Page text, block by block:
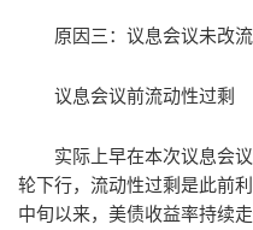
原因三：议息会议未改
议息会议前流动性过剩
实际上早在本次议息会
轮下行，流动性过剩是此前
中旬以来，美债收益率持续